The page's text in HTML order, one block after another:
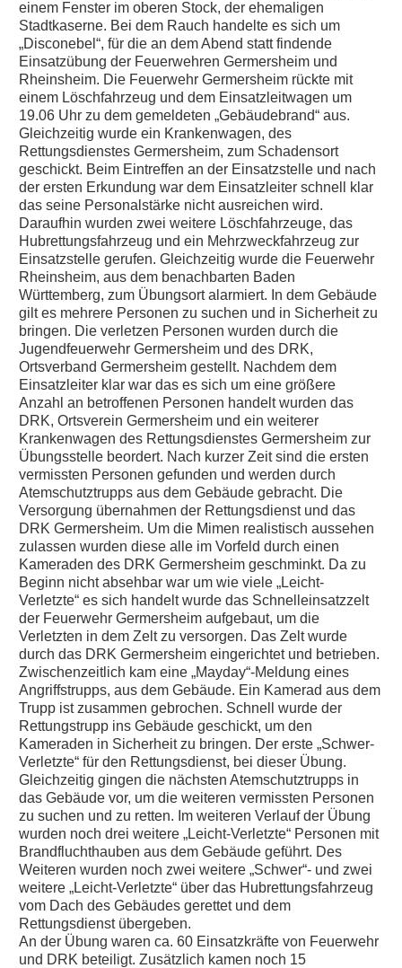
einem Fenster im oberen Stock, der ehemaligen
Stadtkaserne. Bei dem Rauch handelte es sich um
„Disconebel“, für die an dem Abend statt findende
Einsatzübung der Feuerwehren Germersheim und
Rheinsheim. Die Feuerwehr Germersheim rückte mit
einem Löschfahrzeug und dem Einsatzleitwagen um
19.06 Uhr zu dem gemeldeten „Gebäudebrand“ aus.
Gleichzeitig wurde ein Krankenwagen, des
Rettungsdienstes Germersheim, zum Schadensort
geschickt. Beim Eintreffen an der Einsatzstelle und nach
der ersten Erkundung war dem Einsatzleiter schnell klar
das seine Personalstärke nicht ausreichen wird.
Daraufhin wurden zwei weitere Löschfahrzeuge, das
Hubrettungsfahrzeug und ein Mehrzweckfahrzeug zur
Einsatzstelle gerufen. Gleichzeitig wurde die Feuerwehr
Rheinsheim, aus dem benachbarten Baden
Württemberg, zum Übungsort alarmiert. In dem Gebäude
gilt es mehrere Personen zu suchen und in Sicherheit zu
bringen. Die verletzen Personen wurden durch die
Jugendfeuerwehr Germersheim und des DRK,
Ortsverband Germersheim gestellt. Nachdem dem
Einsatzleiter klar war das es sich um eine größere
Anzahl an betroffenen Personen handelt wurden das
DRK, Ortsverein Germersheim und ein weiterer
Krankenwagen des Rettungsdienstes Germersheim zur
Übungsstelle beordert. Nach kurzer Zeit sind die ersten
vermissten Personen gefunden und werden durch
Atemschutztrupps aus dem Gebäude gebracht. Die
Versorgung übernahmen der Rettungsdienst und das
DRK Germersheim. Um die Mimen realistisch aussehen
zulassen wurden diese alle im Vorfeld durch einen
Kameraden des DRK Germersheim geschminkt. Da zu
Beginn nicht absehbar war um wie viele „Leicht-
Verletzte“ es sich handelt wurde das Schnelleinsatzzelt
der Feuerwehr Germersheim aufgebaut, um die
Verletzten in dem Zelt zu versorgen. Das Zelt wurde
durch das DRK Germersheim eingerichtet und betrieben.
Zwischenzeitlich kam eine „Mayday“-Meldung eines
Angriffstrupps, aus dem Gebäude. Ein Kamerad aus dem
Trupp ist zusammen gebrochen. Schnell wurde der
Rettungstrupp ins Gebäude geschickt, um den
Kameraden in Sicherheit zu bringen. Der erste „Schwer-
Verletzte“ für den Rettungsdienst, bei dieser Übung.
Gleichzeitig gingen die nächsten Atemschutztrupps in
das Gebäude vor, um die weiteren vermissten Personen
zu suchen und zu retten. Im weiteren Verlauf der Übung
wurden noch drei weitere „Leicht-Verletzte“ Personen mit
Brandfluchthauben aus dem Gebäude geführt. Des
Weiteren wurden noch zwei weitere „Schwer“- und zwei
weitere „Leicht-Verletzte“ über das Hubrettungsfahrzeug
vom Dach des Gebäudes gerettet und dem
Rettungsdienst übergeben.
An der Übung waren ca. 60 Einsatzkräfte von Feuerwehr
und DRK beteiligt. Zusätzlich kamen noch 15